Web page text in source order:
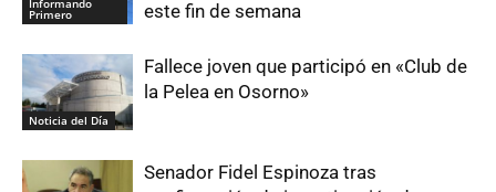
Primero
este fin de semana
Noticia del Día
Fallece joven que participó en «Club de
la Pelea en Osorno»
Senador Fidel Espinoza tras